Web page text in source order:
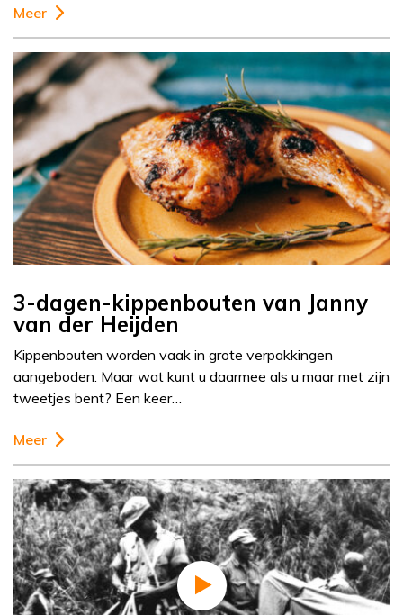
Meer
3-dagen-kippenbouten van Janny
van der Heijden
Kippenbouten worden vaak in grote verpakkingen
aangeboden. Maar wat kunt u daarmee als u maar met zijn
tweetjes bent? Een keer…
Meer